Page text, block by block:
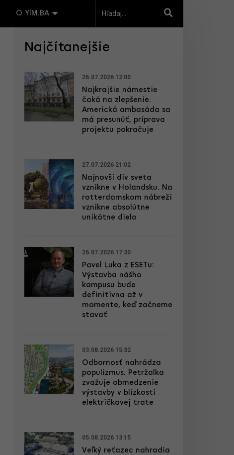
O YIM.BA
Najčítanejšie
26.07.2026 12:00
Najkrajšie námestie
čaká na zlepšenie.
Americká ambasáda sa
má presunúť, príprava
projektu pokračuje
27.07.2026 21:02
Najnovší div sveta
vznikne v Holandsku. Na
rotterdamskom nábreží
vznikne absolútne
unikátne dielo
26.07.2026 17:30
Pavel Luka z ESETu:
Výstavba nášho
kampusu bude
definitívna až v
momente, keď začneme
stavať
03.08.2026 15:32
Odbornosť nahrádza
populizmus. Petržalka
zvažuje obmedzenie
výstavby v blízkosti
električkovej trate
05.08.2026 13:15
Veľký reťazec nahradia